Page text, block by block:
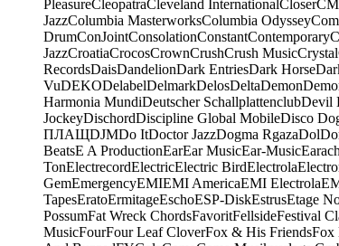
PleasureCleopatraCleveland InternationalCloser
JazzColumbia MasterworksColumbia Odyssey
DrumConJointConsolationConstantContemporary
JazzCroatiaCrocosCrownCrushCrush MusicCrystal
RecordsDaisDandelionDark EntriesDark Horse
VuDEKODelabelDelmarkDelosDeltaDemon
Harmonia MundiDeutscher SchallplattenclubDevil
JockeyDischordDiscipline Global MobileDisco
ПЛАЩDJMDo ItDoctor JazzDogma RgazaDol
BeatsE A ProductionEarEar MusicEar-Music
TonElectrecordElectricElectric BirdElectrola
GemEmergencyEMIEMI AmericaEMI Electrola
TapesEratoErmitageEschoESP-DiskEstrusEtage
PossumFat Wreck ChordsFavoritFellsideFestival
MusicFourFour Leaf CloverFox & His FriendsFox